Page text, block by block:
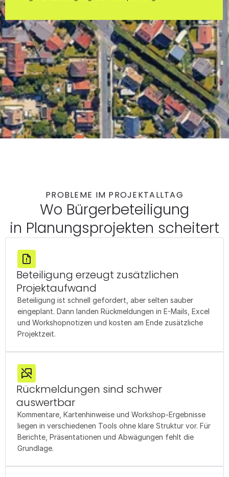
PROBLEME IM PROJEKTALLTAG
Wo Bürgerbeteiligung
in Planungsprojekten scheitert
Beteiligung erzeugt zusätzlichen
Projektaufwand
Beteiligung ist schnell gefordert, aber selten sauber
eingeplant. Dann landen Rückmeldungen in E-Mails, Excel
und Workshopnotizen und kosten am Ende zusätzliche
Projektzeit.
Rückmeldungen sind schwer
auswertbar
Kommentare, Kartenhinweise und Workshop-Ergebnisse
liegen in verschiedenen Tools ohne klare Struktur vor. Für
Berichte, Präsentationen und Abwägungen fehlt die
Grundlage.